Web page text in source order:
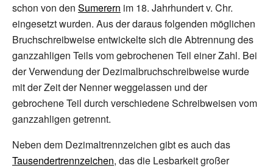
schon von den Sumerern im 18. Jahrhundert v. Chr.
eingesetzt wurden. Aus der daraus folgenden möglichen
Bruchschreibweise entwickelte sich die Abtrennung des
ganzzahligen Teils vom gebrochenen Teil einer Zahl. Bei
der Verwendung der Dezimalbruchschreibweise wurde
mit der Zeit der Nenner weggelassen und der
gebrochene Teil durch verschiedene Schreibweisen vom
ganzzahligen getrennt.
Neben dem Dezimaltrennzeichen gibt es auch das
Tausendertrennzeichen, das die Lesbarkeit großer